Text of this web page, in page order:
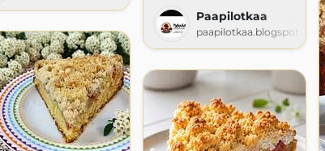
Paapilotkaa
paapilotkaa.blogspot.com